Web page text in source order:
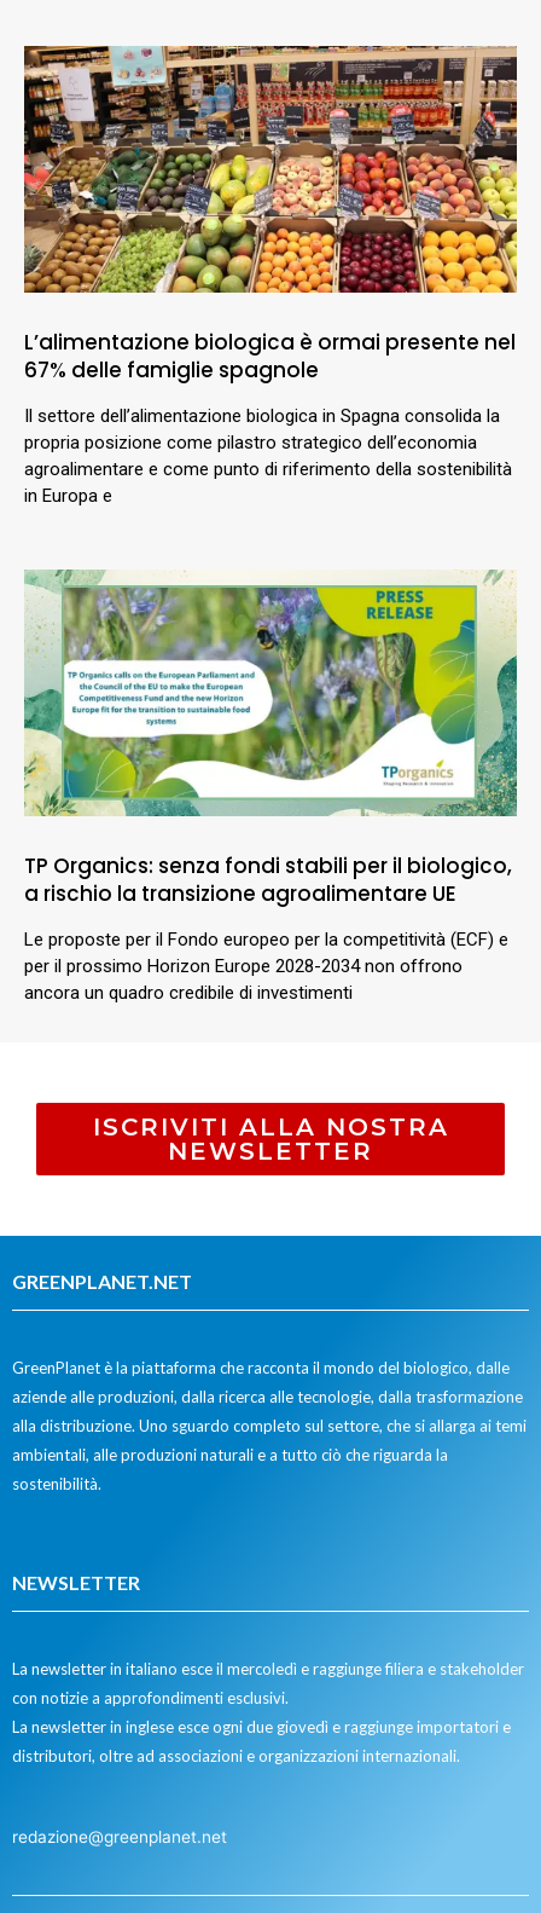
L’alimentazione biologica è ormai presente nel
67% delle famiglie spagnole
Il settore dell’alimentazione biologica in Spagna consolida la
propria posizione come pilastro strategico dell’economia
agroalimentare e come punto di riferimento della sostenibilità
in Europa e
TP Organics: senza fondi stabili per il biologico,
a rischio la transizione agroalimentare UE
Le proposte per il Fondo europeo per la competitività (ECF) e
per il prossimo Horizon Europe 2028-2034 non offrono
ancora un quadro credibile di investimenti
ISCRIVITI ALLA NOSTRA
NEWSLETTER
GREENPLANET.NET
GreenPlanet è la piattaforma che racconta il mondo del biologico, dalle
aziende alle produzioni, dalla ricerca alle tecnologie, dalla trasformazione
alla distribuzione. Uno sguardo completo sul settore, che si allarga ai temi
ambientali, alle produzioni naturali e a tutto ciò che riguarda la
sostenibilità.
NEWSLETTER
La newsletter in italiano esce il mercoledì e raggiunge filiera e stakeholder
con notizie a approfondimenti esclusivi.
La newsletter in inglese esce ogni due giovedì e raggiunge importatori e
distributori, oltre ad associazioni e organizzazioni internazionali.
redazione@greenplanet.net